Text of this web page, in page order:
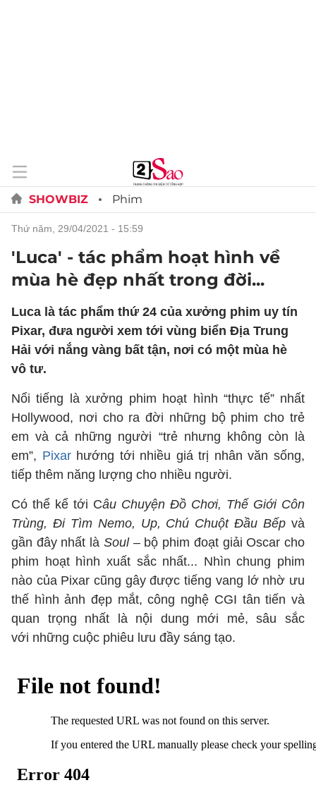
SHOWBIZ Phim
thứ năm, 29/04/2021 - 15:59
'Luca' - tác phẩm hoạt hình về
mùa hè đẹp nhất trong đời...
Luca là tác phẩm thứ 24 của xưởng phim uy tín
Pixar, đưa người xem tới vùng biển Địa Trung
Hải với nắng vàng bất tận, nơi có một mùa hè
vô tư.
Nổi tiếng là xưởng phim hoạt hình “thực tế” nhất
Hollywood, nơi cho ra đời những bộ phim cho trẻ
em và cả những người “trẻ nhưng không còn là
em”, Pixarhướng tới nhiều giá trị nhân văn sống,
tiếp thêm năng lượng cho nhiều người.
Có thể kể tới Câu Chuyện Đồ Chơi, Thế Giới Côn
Trùng, Đi Tìm Nemo, Up, Chú Chuột Đầu Bếp và
gần đây nhất là Soul– bộ phim đoạt giải Oscar cho
phim hoạt hình xuất sắc nhất... Nhìn chung phim
nào của Pixar cũng gây được tiếng vang lớ nhờ ưu
thế hình ảnh đẹp mắt, công nghệ CGI tân tiến và
quan trọng nhất là nội dung mới mẻ, sâu sắc
với những cuộc phiêu lưu đầy sáng tạo.